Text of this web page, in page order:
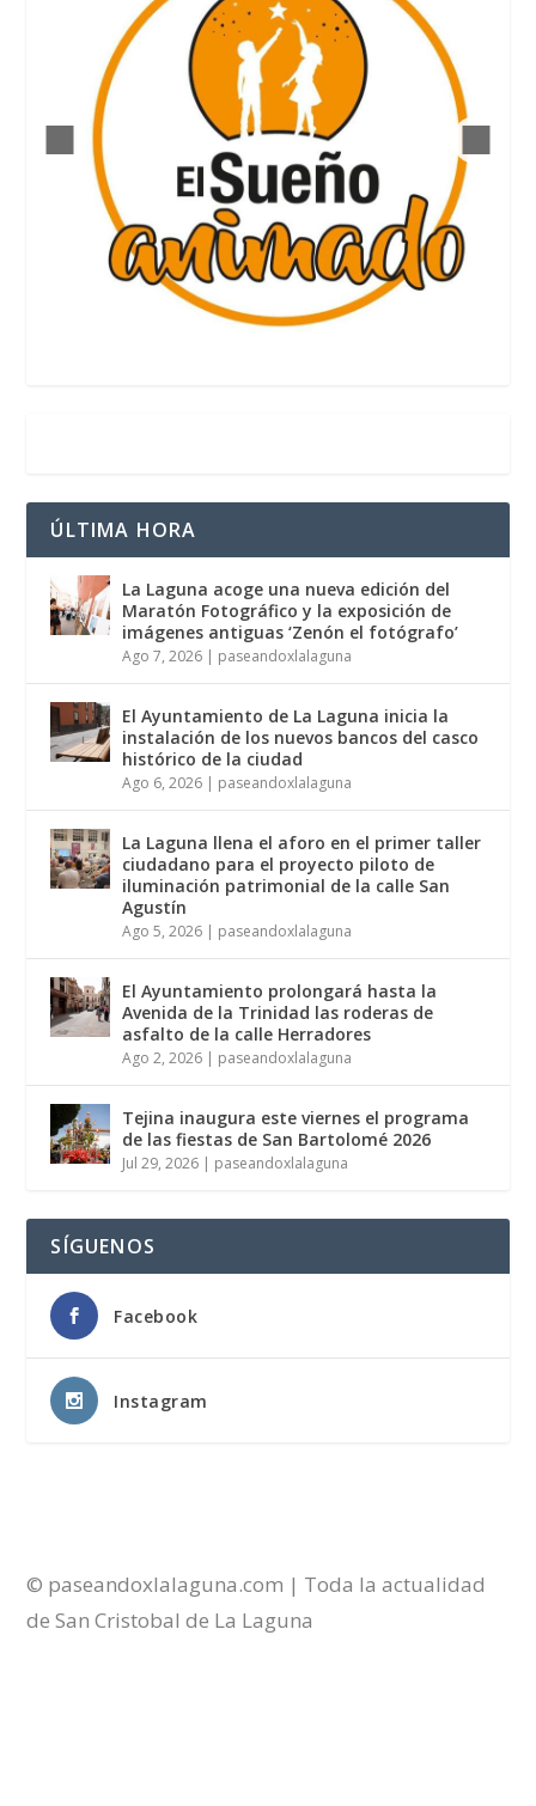
ÚLTIMA HORA
La Laguna acoge una nueva edición del
Maratón Fotográfico y la exposición de
imágenes antiguas ‘Zenón el fotógrafo’
Ago 7, 2026 | paseandoxlalaguna
El Ayuntamiento de La Laguna inicia la
instalación de los nuevos bancos del casco
histórico de la ciudad
Ago 6, 2026 | paseandoxlalaguna
La Laguna llena el aforo en el primer taller
ciudadano para el proyecto piloto de
iluminación patrimonial de la calle San
Agustín
Ago 5, 2026 | paseandoxlalaguna
El Ayuntamiento prolongará hasta la
Avenida de la Trinidad las roderas de
asfalto de la calle Herradores
Ago 2, 2026 | paseandoxlalaguna
Tejina inaugura este viernes el programa
de las fiestas de San Bartolomé 2026
Jul 29, 2026 | paseandoxlalaguna
SÍGUENOS
Facebook
Instagram
© paseandoxlalaguna.com | Toda la actualidad
de San Cristobal de La Laguna